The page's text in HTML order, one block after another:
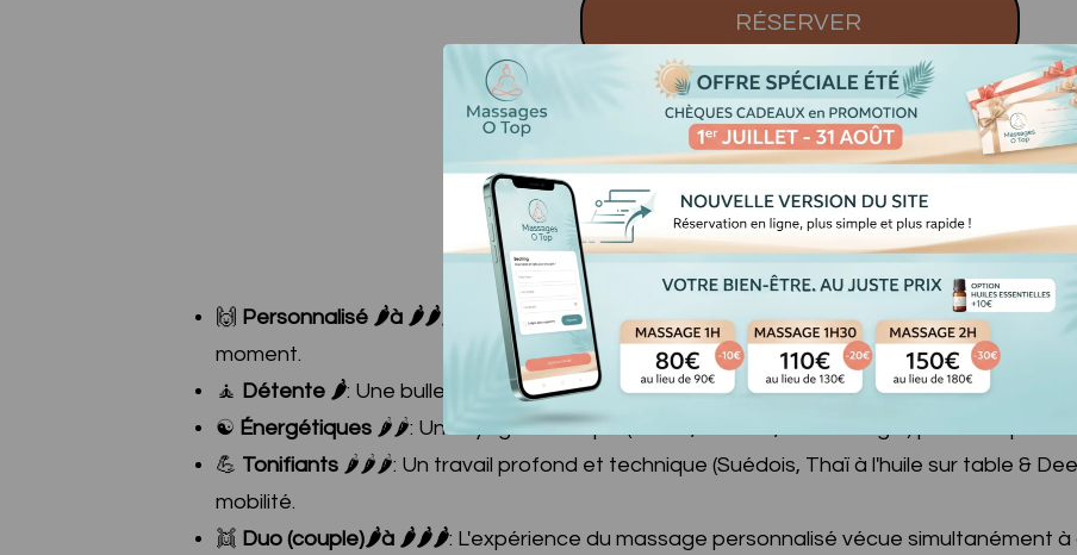
RÉSERVER
Les Différents Massages & Force
🌶️Doux
🌶️🌶️Moyen
🌶️🌶️🌶️Fort
🙌 Personnalisé 🌶️à 🌶️🌶️🌶️
: Le sur-mesure absolu qui fusionne 25 ans de savoir-faire
moment.
🧘 Détente 🌶️: Une bulle de douceur (Californien, Lomi-Lomi, Enfants, Prénatal) pour un
☯️ Énergétiques 🌶️🌶️: Un voyage holistique (Indien, Balinais, Réflexologie) pour
💪 Tonifiants 🌶️🌶️🌶️: Un travail profond et technique (Suédois, Thaï à l'huile sur table &
mobilité.
👯 Duo (couple)🌶️à 🌶️🌶️🌶️: L'expérience du massage personnalisé vécue simultanément à